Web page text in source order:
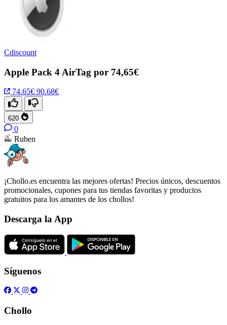
Cdiscount
Apple Pack 4 AirTag por 74,65€
74.65€ 90.68€
620
0
Ruben
¡Chollo.es encuentra las mejores ofertas! Precios únicos, descuentos
promocionales, cupones para tus tiendas favoritas y productos
gratuitos para los amantes de los chollos!
Descarga la App
Síguenos
Chollo